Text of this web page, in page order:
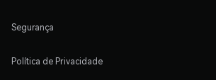
Segurança
Política de Privacidade